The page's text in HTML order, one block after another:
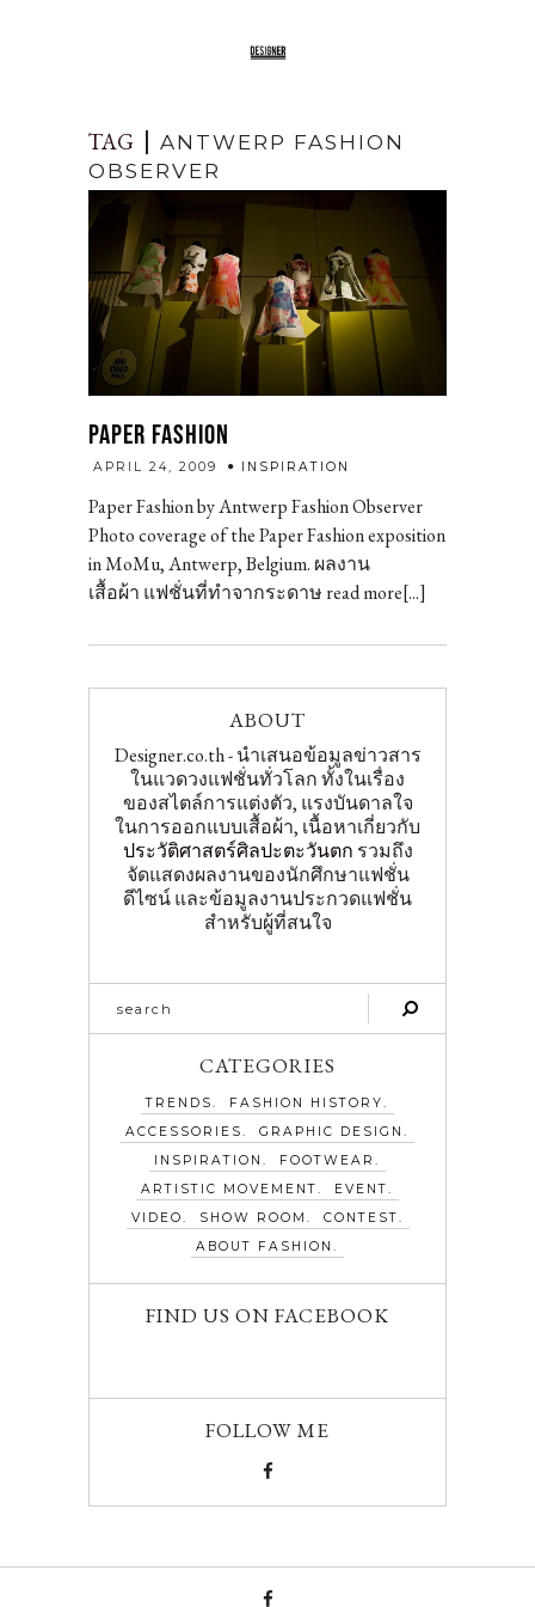
TAG
ANTWERP FASHION
OBSERVER
PAPER FASHION
APRIL 24, 2009 INSPIRATION
Paper Fashion by Antwerp Fashion Observer
Photo coverage of the Paper Fashion exposition
in MoMu, Antwerp, Belgium. ผลงาน
เสื้อผ้า แฟชั่นที่ทำจากระดาษ read more[...]
ABOUT
Designer.co.th - นำเสนอข้อมูลข่าวสาร
ในแวดวงแฟชั่นทั่วโลก ทั้งในเรื่อง
ของสไตล์การแต่งตัว, แรงบันดาลใจ
ในการออกแบบเสื้อผ้า, เนื้อหาเกี่ยวกับ
ประวัติศาสตร์ศิลปะตะวันตก รวมถึง
จัดแสดงผลงานของนักศึกษาแฟชั่น
ดีไซน์ และข้อมูลงานประกวดแฟชั่น
สำหรับผู้ที่สนใจ
CATEGORIES
TRENDS
FASHION HISTORY
ACCESSORIES
GRAPHIC DESIGN
INSPIRATION
FOOTWEAR
ARTISTIC MOVEMENT
EVENT
VIDEO
SHOW ROOM
CONTEST
ABOUT FASHION
FIND US ON FACEBOOK
FOLLOW ME